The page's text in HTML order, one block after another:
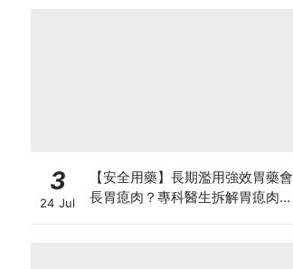
3
24 Jul
【安全用藥】長期濫用強效胃藥會
長胃瘜肉？專科醫生拆解胃瘜肉癌